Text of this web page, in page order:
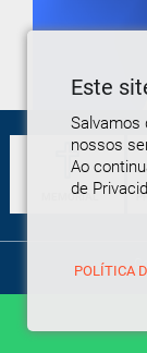
Este
Salvamos
nossos
Ao
de
POLÍTICA
MEMORIAL